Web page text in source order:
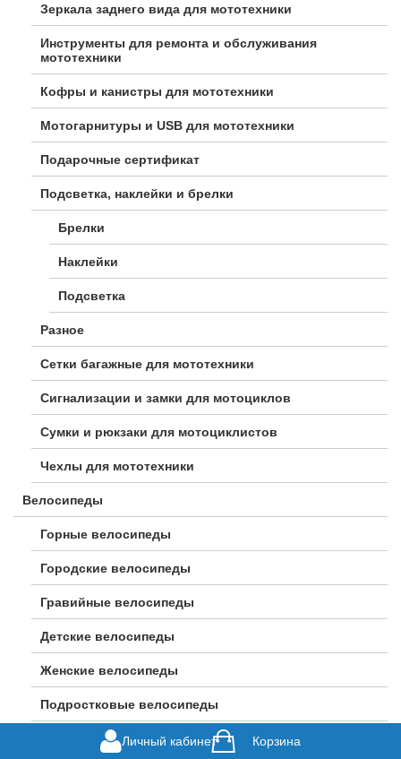
Зеркала заднего вида для мототехники
Инструменты для ремонта и обслуживания
мототехники
Кофры и канистры для мототехники
Мотогарнитуры и USB для мототехники
Подарочные сертификат
Подсветка, наклейки и брелки
Брелки
Наклейки
Подсветка
Разное
Сетки багажные для мототехники
Сигнализации и замки для мотоциклов
Сумки и рюкзаки для мотоциклистов
Чехлы для мототехники
Велосипеды
Горные велосипеды
Городские велосипеды
Гравийные велосипеды
Детские велосипеды
Женские велосипеды
Подростковые велосипеды
Шоссейные велосипеды
Личный кабинет Корзина